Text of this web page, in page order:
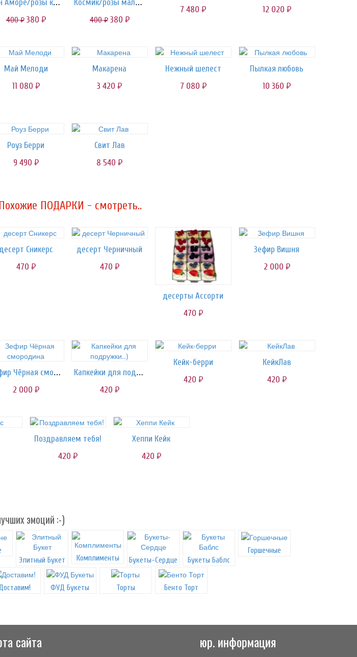
Кон Аморе/розы красные
400руб. 380 руб.
Космик/розы малиновые
400руб. 380 руб.
7 480 руб.
12 020 руб.
Май Мелоди
11 080 руб.
Макарена
3 420 руб.
Нежный шелест
7 080 руб.
Пылкая любовь
10 360 руб.
Роуз Берри
9 490 руб.
Свит Лав
8 540 руб.
Похожие ПОДАРКИ - смотреть..
десерт Сникерс
470 руб.
десерт Черничный
470 руб.
десерты Ассорти
470 руб.
Зефир Вишня
2 000 руб.
Зефир Чёрная смородина
2 000 руб.
Капкейки для подружки..)
420 руб.
Кейк-берри
420 руб.
КейкЛав
420 руб.
Поздравляем тебя!
420 руб.
Хеппи Кейк
420 руб.
эмоций :-)
Элитный Букет
Комплименты Букеты-Сердце Букеты Баблс
Горшечные
ФУД Букеты Торты Бенто Торт
сайта юр. информация